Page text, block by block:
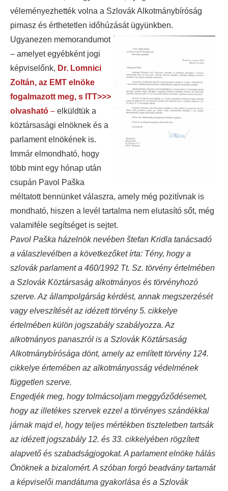
véleményezhették volna a Szlovák Alkotmánybíróság
pimasz és érthetetlen időhúzását ügyünkben.
Ugyanezen memorandumot
– amelyet egyébként jogi
képviselőnk, Dr. Lomnici
Zoltán, az EMT elnöke
fogalmazott meg, s ITT>>>
olvasható – elküldtük a
köztársasági elnöknek és a
parlament elnökének is.
Immár elmondható, hogy
több mint egy hónap után
csupán Pavol Paška
méltatott bennünket válaszra, amely még pozitívnak is
mondható, hiszen a levél tartalma nem elutasító sőt, még
valamiféle segítséget is sejtet.
Pavol Paška házelnök nevében štefan Kridla tanácsadó
a válaszlevélben a következőket írta: Tény, hogy a
szlovák parlament a 460/1992 Tt. Sz. törvény értelmében
a Szlovák Köztársaság alkotmányos és törvényhozó
szerve. Az állampolgárság kérdést, annak megszerzését
vagy elveszítését az idézett törvény 5. cikkelye
értelmében külön jogszabály szabályozza. Az
alkotmányos panaszról is a Szlovák Köztársaság
Alkotmánybírósága dönt, amely az említett törvény 124.
cikkelye értemében az alkotmányosság védelmének
független szerve.
Engedjék meg, hogy tolmácsoljam meggyőződésemet,
hogy az illetékes szervek ezzel a törvényes szándékkal
járnak majd el, hogy teljes mértékben tiszteletben tartsák
az idézett jogszabály 12. és 33. cikkelyében rögzített
alapvető és szabadságjogokat. A parlament elnöke hálás
Önöknek a bizalomért. A szóban forgó beadvány tartamát
a képviselői mandátuma gyakorlása és a Szlovák